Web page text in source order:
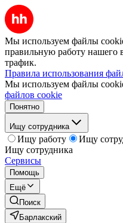
Мы используем файлы
правильную работу нашего
трафик.
Правила использования
Мы используем файлы
файлов cookie
Понятно
Ищу сотрудника
Ищу работу
Ищу
Ищу сотрудника
Сервисы
Помощь
Ещё
Поиск
Барлакский